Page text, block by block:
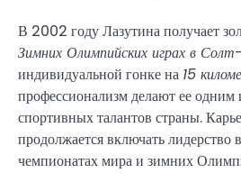
В 2002 году Лазутина получает
Зимних Олимпийских играх в
индивидуальной гонке на 15
профессионализм делают ее одним
спортивных талантов страны.
продолжается включать лидерство
чемпионатах мира и зимних